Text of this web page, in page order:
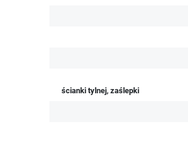
ścianki tylnej, zaślepki